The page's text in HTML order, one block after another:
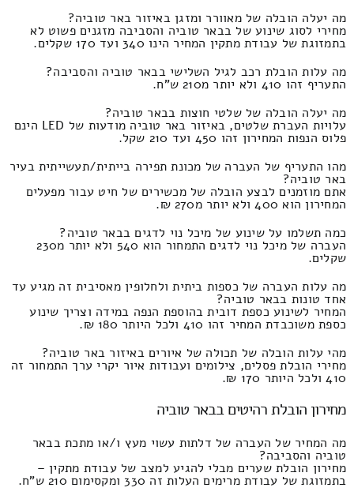
מה יעלה הובלה של מאוורר ומזגן באיזור באר טוביה?
מחירי לסוג שינוע של בבאר טוביה והסביבה מזגנים פשוט לא
בתמזוגת של עבודת מתקין המחיר הינו 340 ועד 170 שקלים.
מה עלות הובלת רכב לגיל השלישי בבאר טוביה והסביבה?
התעריף זהו 410 ולא יותר מ210 ש"ח.
מה יעלה הובלה של שלטי חוצות בבאר טוביה?
עלויות העברת שלטים, באיזור באר טוביה מודעות של LED הינם
פלוס הנפות המחירון זהו 450 ועד 210 שקל.
מהו התעריף של העברה של מכונת תפירה בייתית/תעשייתית בעיר
באר טוביה?
אתם מוזמנים לבצע הובלה של מכשירים של חיט עבור מפעלים
המחירון הוא 400 ולא יותר מ270 ₪.
כמה תשלמו על שינוע של מיכל נוי לדגים בבאר טוביה?
העברה של מיכל נוי לדגים התמחור הוא 540 ולא יותר מ230
שקלים.
מה עלות העברה של כספות ביתית ולחלופין מאסיבית זה מגיע עד
אחד טונות בבאר טוביה?
המחיר לשינוע כספת דובית בהוספת הנפה במידה וצריך שינוע
כספת משוכבדת המחיר זהו 410 ולכל היותר 180 ₪.
מהי עלות הובלה של תכולה של איורים באיזור באר טוביה?
מחירי הובלת פסלים, צילומים ועבודות איור יקרי ערך התמחור זה
410 ולכל היותר 170 ₪.
מחירון הובלת רהיטים בבאר טוביה
מה המחיר של העברה של דלתות עשוי מעץ ו/או מתכת בבאר
טוביה והסביבה?
מחירון הובלת שערים מבלי להגיע למצב של עבודת מתקין –
בתמזוגת של עבודת מרימים העלות זה 330 ומקסימום 210 ש"ח.